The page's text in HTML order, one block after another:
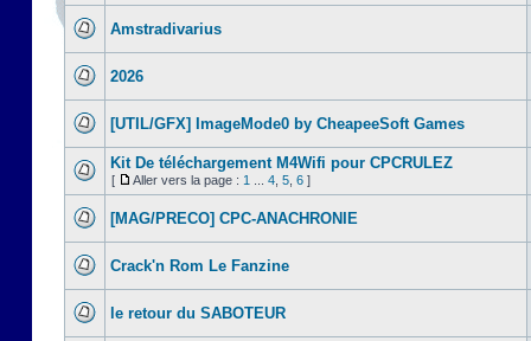
Amstradivarius
2026
[UTIL/GFX] ImageMode0 by CheapeeSoft Games
Kit De téléchargement M4Wifi pour CPCRULEZ
[ Aller vers la page : 1 4 5 6 ]
[MAG/PRECO] CPC-ANACHRONIE
Crack'n Rom Le Fanzine
le retour du SABOTEUR